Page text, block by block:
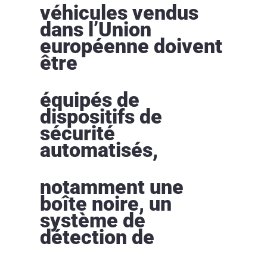
véhicules vendus
dans l’Union
européenne doivent
être
équipés de
dispositifs de
sécurité
automatisés,
notamment une
boîte noire, un
système de
détection de